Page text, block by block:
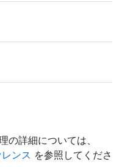
詳細については、
ンス を参照してくださ